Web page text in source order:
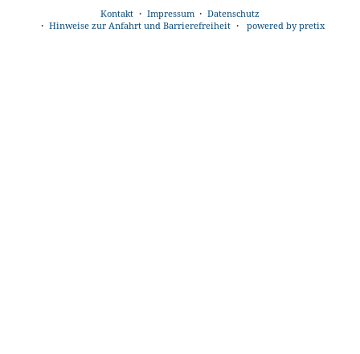
Kontakt Impressum
Datenschutz
Hinweise zur Anfahrt und Barrierefreiheit
powered by pretix